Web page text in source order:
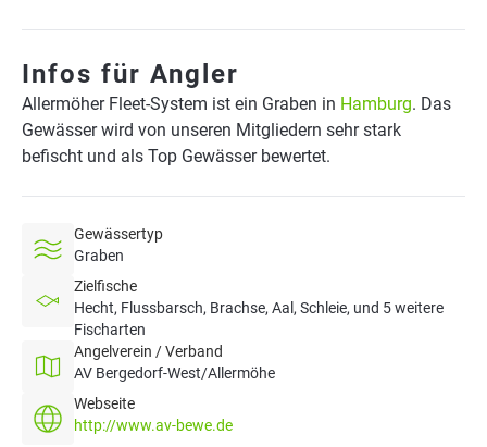
Infos für Angler
Allermöher Fleet-System ist ein Graben in Hamburg. Das
Gewässer wird von unseren Mitgliedern sehr stark
befischt und als Top Gewässer bewertet.
Gewässertyp
Graben
Zielfische
Hecht, Flussbarsch, Brachse, Aal, Schleie, und 5 weitere
Fischarten
Angelverein / Verband
AV Bergedorf-West/Allermöhe
Webseite
http://www.av-bewe.de